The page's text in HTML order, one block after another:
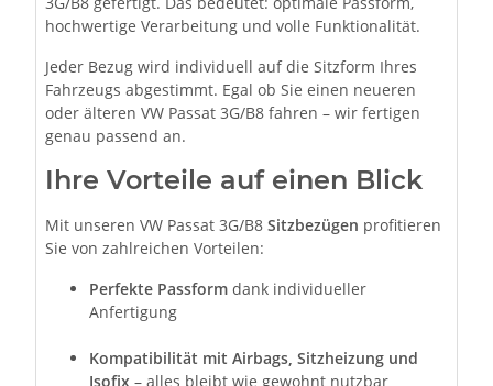
hochwertige Verarbeitung und volle Funktionalität.
Jeder Bezug wird individuell auf die Sitzform Ihres
Fahrzeugs abgestimmt. Egal ob Sie einen neueren
oder älteren VW Passat 3G/B8 fahren – wir fertigen
genau passend an.
Ihre Vorteile auf einen Blick
Mit unseren VW Passat 3G/B8 Sitzbezügen profitieren
Sie von zahlreichen Vorteilen:
Perfekte Passform dank individueller
Anfertigung
Kompatibilität mit Airbags, Sitzheizung und
Isofix – alles bleibt wie gewohnt nutzbar